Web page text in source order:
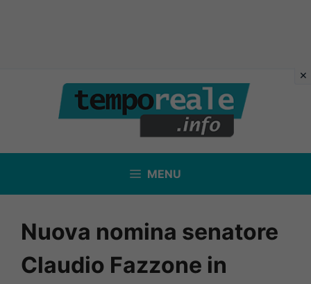
contenuto
MENU
Nuova nomina senatore
Claudio Fazzone in